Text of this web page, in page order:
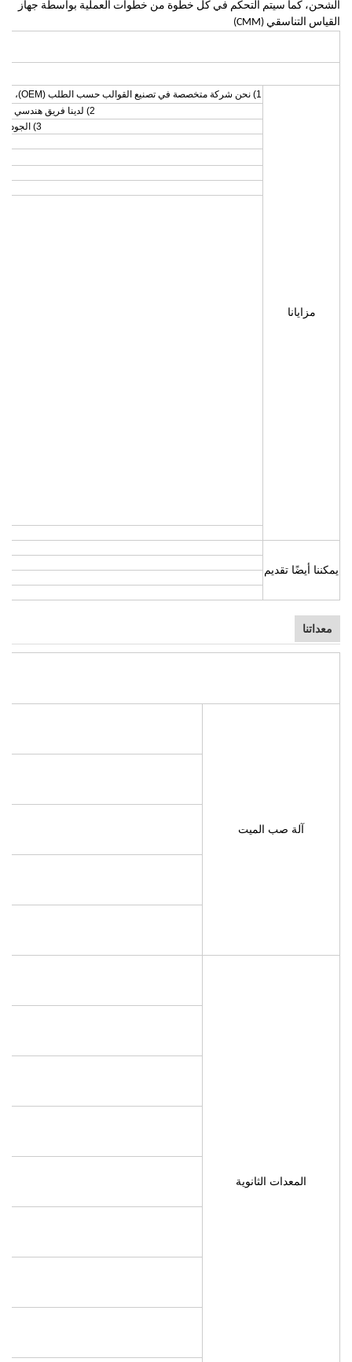
الشحن، كما سيتم التحكم في كل خطوة من خطوات العملية بواسطة جهاز
القياس التناسقي (CMM)
مزايانا
يمكننا أيضًا تقديم
معداتنا
آلة صب الميت
المعدات الثانوية